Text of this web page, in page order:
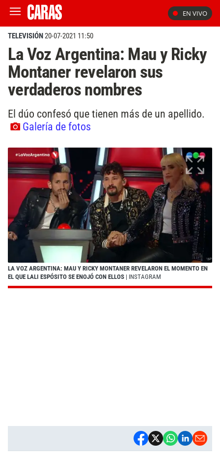
EN VIVO
TELEVISIÓN20-07-2021 11:50
La Voz Argentina: Mau y Ricky
Montaner revelaron sus
verdaderos nombres
El dúo confesó que tienen más de un apellido.
Galería de fotos
LA VOZ ARGENTINA: MAU Y RICKY MONTANER REVELARON EL MOMENTO EN
EL QUE LALI ESPÓSITO SE ENOJÓ CON ELLOS | INSTAGRAM